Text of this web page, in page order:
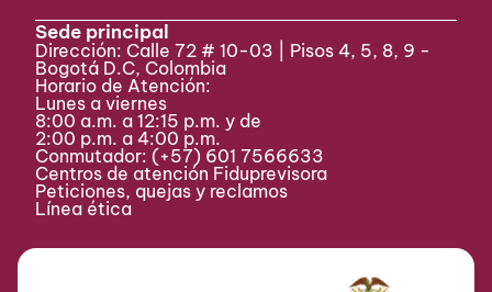
Sede principal
Dirección: Calle 72 # 10-03 | Pisos 4, 5, 8, 9 -
Bogotá D.C, Colombia
Horario de Atención:
Lunes a viernes
8:00 a.m. a 12:15 p.m. y de
2:00 p.m. a 4:00 p.m.
Conmutador: (+57) 601 7566633
Centros de atención Fiduprevisora
Peticiones, quejas y reclamos
Línea ética